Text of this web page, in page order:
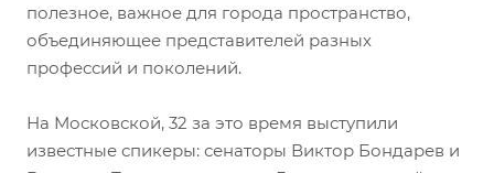
полезное, важное для города пространство,
объединяющее представителей разных
профессий и поколений.
На Московской, 32 за это время выступили
известные спикеры: сенаторы Виктор Бондарев и